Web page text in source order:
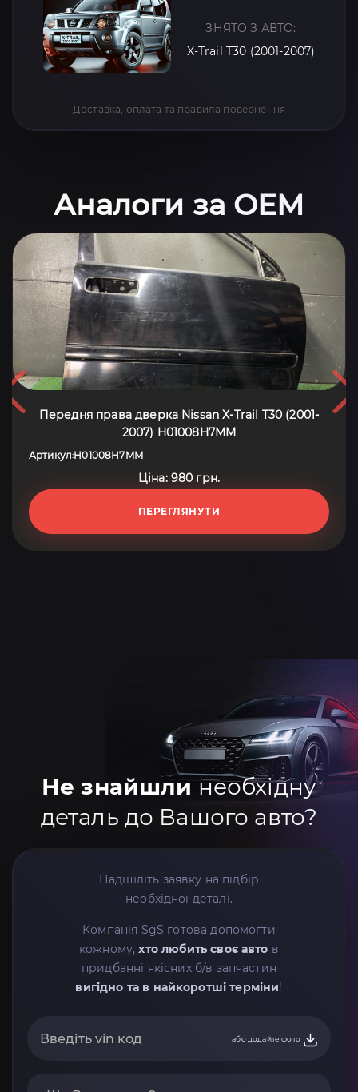
ЗНЯТО З АВТО:
X-Trail T30 (2001-2007)
Доставка, оплата та правила повернення
Аналоги за OEM
Передня права дверка Nissan X-Trail T30 (2001-
2007) H01008H7MM
Артикул:H01008H7MM
Ціна: 980 грн.
ПЕРЕГЛЯНУТИ
Не знайшли необхідну
деталь до Вашого авто?
Надішліть заявку на підбір
необхідної деталі.
Компанія SgS готова допомогти
кожному,хто любить своє авто в
придбанні якісних б/в запчастин
вигідно та в найкоротші терміни!
або додайте фото